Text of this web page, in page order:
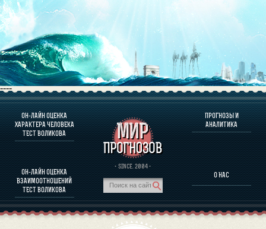
----
ОН-ЛАЙН ОЦЕНКА
ХАРАКТЕРА ЧЕЛОВЕКА
ТЕСТ ВОЛИКОВА
ОН-ЛАЙН ОЦЕНКА
ВЗАИМООТНОШЕНИЙ
ТЕСТ ВОЛИКОВА
· SINCE. 2004 ·
ПРОГНОЗЫ И
АНАЛИТИКА
О НАС
О ПРОГРАММЕ
ОЦЕНКА ХАРАКТЕРA ЧЕЛОВЕКА
ОЦЕНКА ХАРАКТЕРА ВЫДАЮЩИХСЯ ЛИЧНОСТЕЙ
О ПРОГРАММЕ
ПРОГНОЗЫ И АНАЛИТИКА